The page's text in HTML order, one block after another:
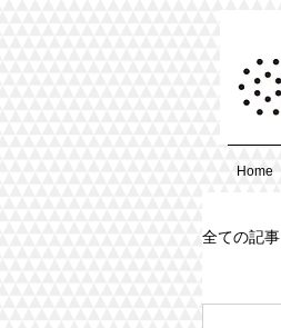
Home
全ての記事